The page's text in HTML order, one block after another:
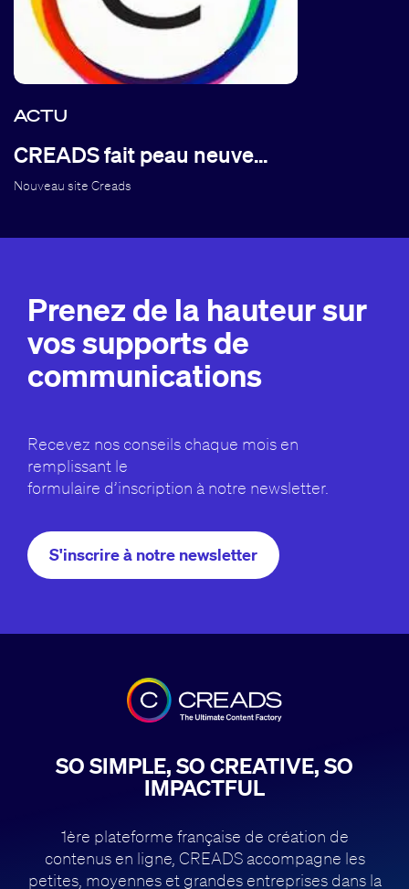
ACTU
CREADS fait peau neuve…
Nouveau site Creads
Prenez de la hauteur sur
vos supports de
communications
Recevez nos conseils chaque mois en
remplissant le
formulaire d’inscription à notre newsletter.
S'inscrire à notre newsletter
SO SIMPLE, SO CREATIVE, SO
IMPACTFUL
1ère plateforme française de création de
contenus en ligne, CREADS accompagne les
petites, moyennes et grandes entreprises dans la